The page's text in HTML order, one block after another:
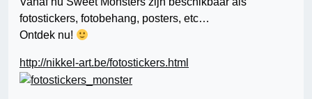
fotostickers, fotobehang, posters, etc…
Ontdek nu!
http://nikkel-art.be/fotostickers.html